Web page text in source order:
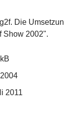
Die
Show 2002".
2011